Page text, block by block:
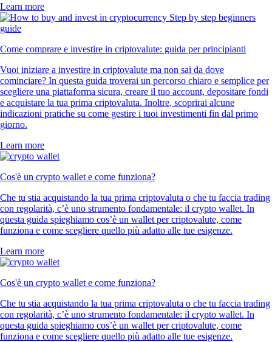
Learn more
Come comprare e investire in criptovalute: guida per principianti
Vuoi iniziare a investire in criptovalute ma non sai da dove
cominciare? In questa guida troverai un percorso chiaro e semplice per
scegliere una piattaforma sicura, creare il tuo account, depositare fondi
e acquistare la tua prima criptovaluta. Inoltre, scoprirai alcune
indicazioni pratiche su come gestire i tuoi investimenti fin dal primo
giorno.
Learn more
Cos'è un crypto wallet e come funziona?
Che tu stia acquistando la tua prima criptovaluta o che tu faccia trading
con regolarità, c’è uno strumento fondamentale: il crypto wallet. In
questa guida spieghiamo cos’è un wallet per criptovalute, come
funziona e come scegliere quello più adatto alle tue esigenze.
Learn more
Cos'è un crypto wallet e come funziona?
Che tu stia acquistando la tua prima criptovaluta o che tu faccia trading
con regolarità, c’è uno strumento fondamentale: il crypto wallet. In
questa guida spieghiamo cos’è un wallet per criptovalute, come
funziona e come scegliere quello più adatto alle tue esigenze.